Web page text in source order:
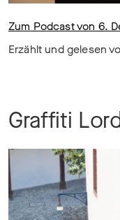
Zum Podcast von 6.
Erzählt und gelesen
Graffiti